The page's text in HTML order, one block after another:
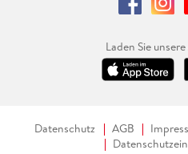
Laden Sie
Datenschutz AGB